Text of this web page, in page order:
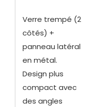
Verre trempé (2
côtés) +
panneau latéral
en métal.
Design plus
compact avec
des angles